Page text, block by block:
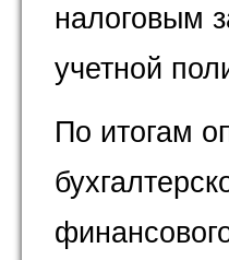
налоговым
учетной
По итогам